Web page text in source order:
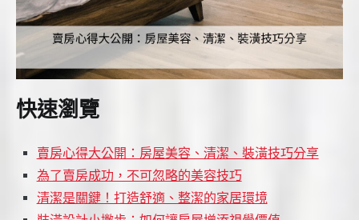
快速瀏覽
賣房心得大公開：房屋美容、清潔、裝潢技巧分享
為了賣房成功，不可忽略的美容技巧
清潔是關鍵！打造舒適、整潔的家居環境